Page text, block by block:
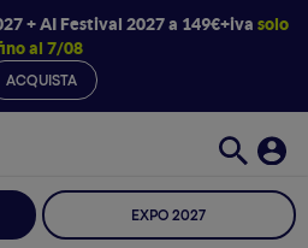
+ AI Festival 2027 a 149€+iva solo
al 7/08
ACQUISTA
EXPO 2027